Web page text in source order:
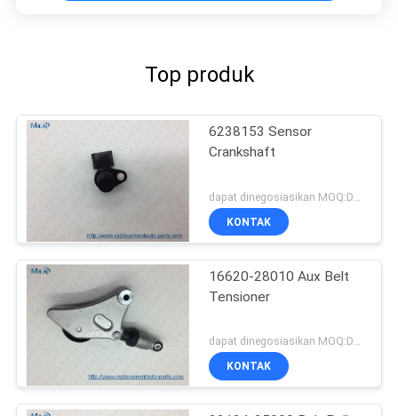
Top produk
6238153 Sensor
Crankshaft
KONTAK
16620-28010 Aux Belt
Tensioner
dapat dinegosiasikan MOQ:Dapat dinegosiasikan
KONTAK